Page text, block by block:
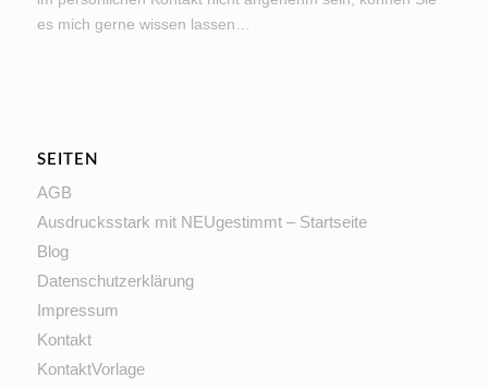
es mich gerne wissen lassen…
SEITEN
AGB
Ausdrucksstark mit NEUgestimmt – Startseite
Blog
Datenschutzerklärung
Impressum
Kontakt
KontaktVorlage